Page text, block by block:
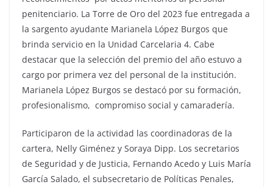
penitenciario. La Torre de Oro del 2023 fue entregada a
la sargento ayudante Marianela López Burgos que
brinda servicio en la Unidad Carcelaria 4. Cabe
destacar que la selección del premio del año estuvo a
cargo por primera vez del personal de la institución.
Marianela López Burgos se destacó por su formación,
profesionalismo, compromiso social y camaradería.
Participaron de la actividad las coordinadoras de la
cartera, Nelly Giménez y Soraya Dipp. Los secretarios
de Seguridad y de Justicia, Fernando Acedo y Luis María
García Salado, el subsecretario de Políticas Penales,